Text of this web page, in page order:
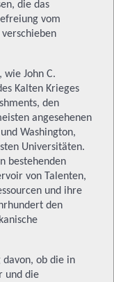
die das
vom
verschieben
John C.
Kalten Krieges
den
angesehenen
Washington,
Universitäten.
bestehenden
von Talenten,
und ihre
den
davon, ob die in
und die